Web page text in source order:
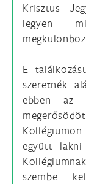
Krisztus
legyen
E
szeretnék
ebben az
együtt lakni
szembe